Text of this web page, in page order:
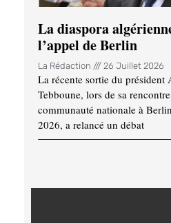
La diaspora
l’appel de Berlin
La Rédaction 26 Juillet 2026
La récente sortie du président
Tebboune, lors de sa
communauté nationale à
2026, a relancé un débat